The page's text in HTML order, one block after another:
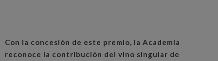
Con la concesión de este premio, la Academia
reconoce la contribución del vino singular de